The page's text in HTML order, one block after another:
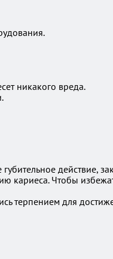
никакого вреда.
действие,
кариеса. Чтобы
терпением для